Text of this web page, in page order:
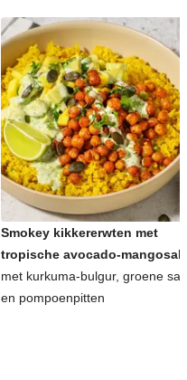
Smokey kikkererwten met
tropische avocado-
met kurkuma-bulgur, groene
en pompoenpitten